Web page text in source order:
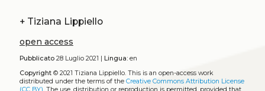
+ Tiziana Lippiello
open access
Pubblicato28 Luglio 2021 | Lingua:en
Copyright© 2021 Tiziana Lippiello. This is an open-access work
distributed under the terms of the Creative Commons Attribution License
(CC BY). The use, distribution or reproduction is permitted, provided that